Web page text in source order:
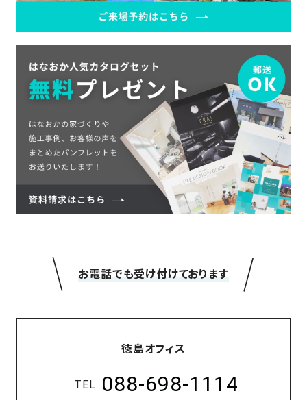
＼お電話でも受け付けております／
徳島オフィス
TEL 088-698-1114